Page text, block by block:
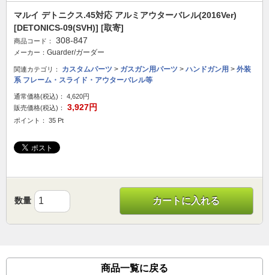
マルイ デトニクス.45対応 アルミアウターバレル(2016Ver)
[DETONICS-09(SVH)] [取寄]
商品コード： 308-847
メーカー： Guarder/ガーダー
関連カテゴリ： カスタムパーツ > ガスガン用パーツ > ハンドガン用 > 外装
系 フレーム・スライド・アウターバレル等
通常価格(税込)：
4,620円
販売価格(税込)：
3,927円
ポイント： 35 Pt
数量 カートに入れる
商品一覧に戻る